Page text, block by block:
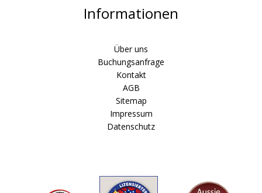
Informationen
Über uns
Buchungsanfrage
Kontakt
AGB
Sitemap
Impressum
Datenschutz